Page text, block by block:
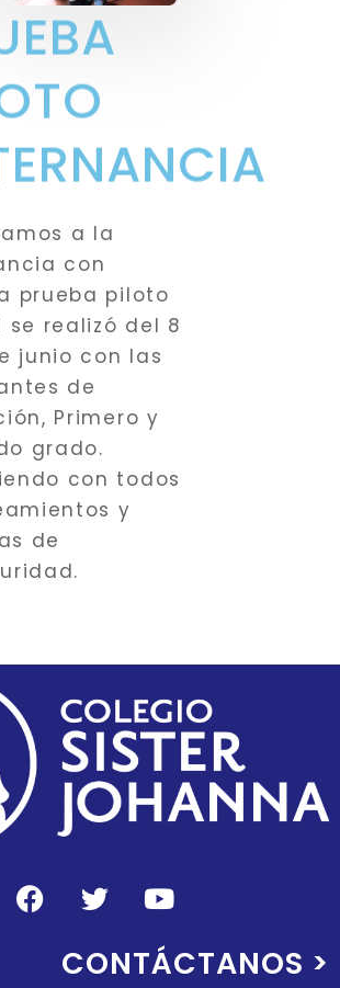
a la
con
prueba piloto
se realizó del 8
junio con las
de
Primero y
grado.
con todos
y
de
CONTÁCTANOS >